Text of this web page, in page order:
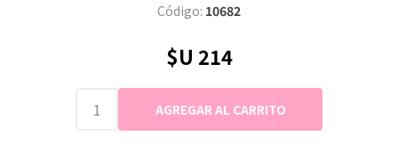
Código: 10682
$U 214